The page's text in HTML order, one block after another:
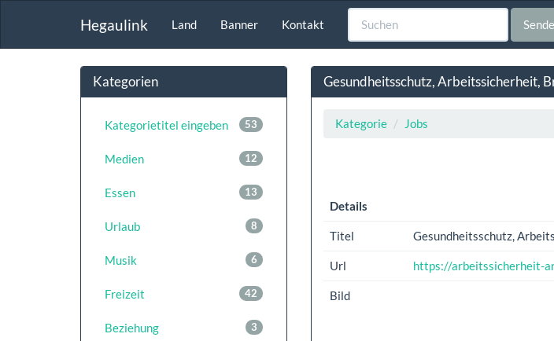
Hegaulink Land Banner Kontakt
Kategorien
53
Kategorietitel eingeben
12
Medien
13
Essen
8
Urlaub
6
Musik
42
Freizeit
3
Beziehung
Gesundheitsschutz, Arbeitssicherheit,
Kategorie Jobs
Details
Titel Gesundheitsschutz,
Url https://arbeitssicherheit-
Bild